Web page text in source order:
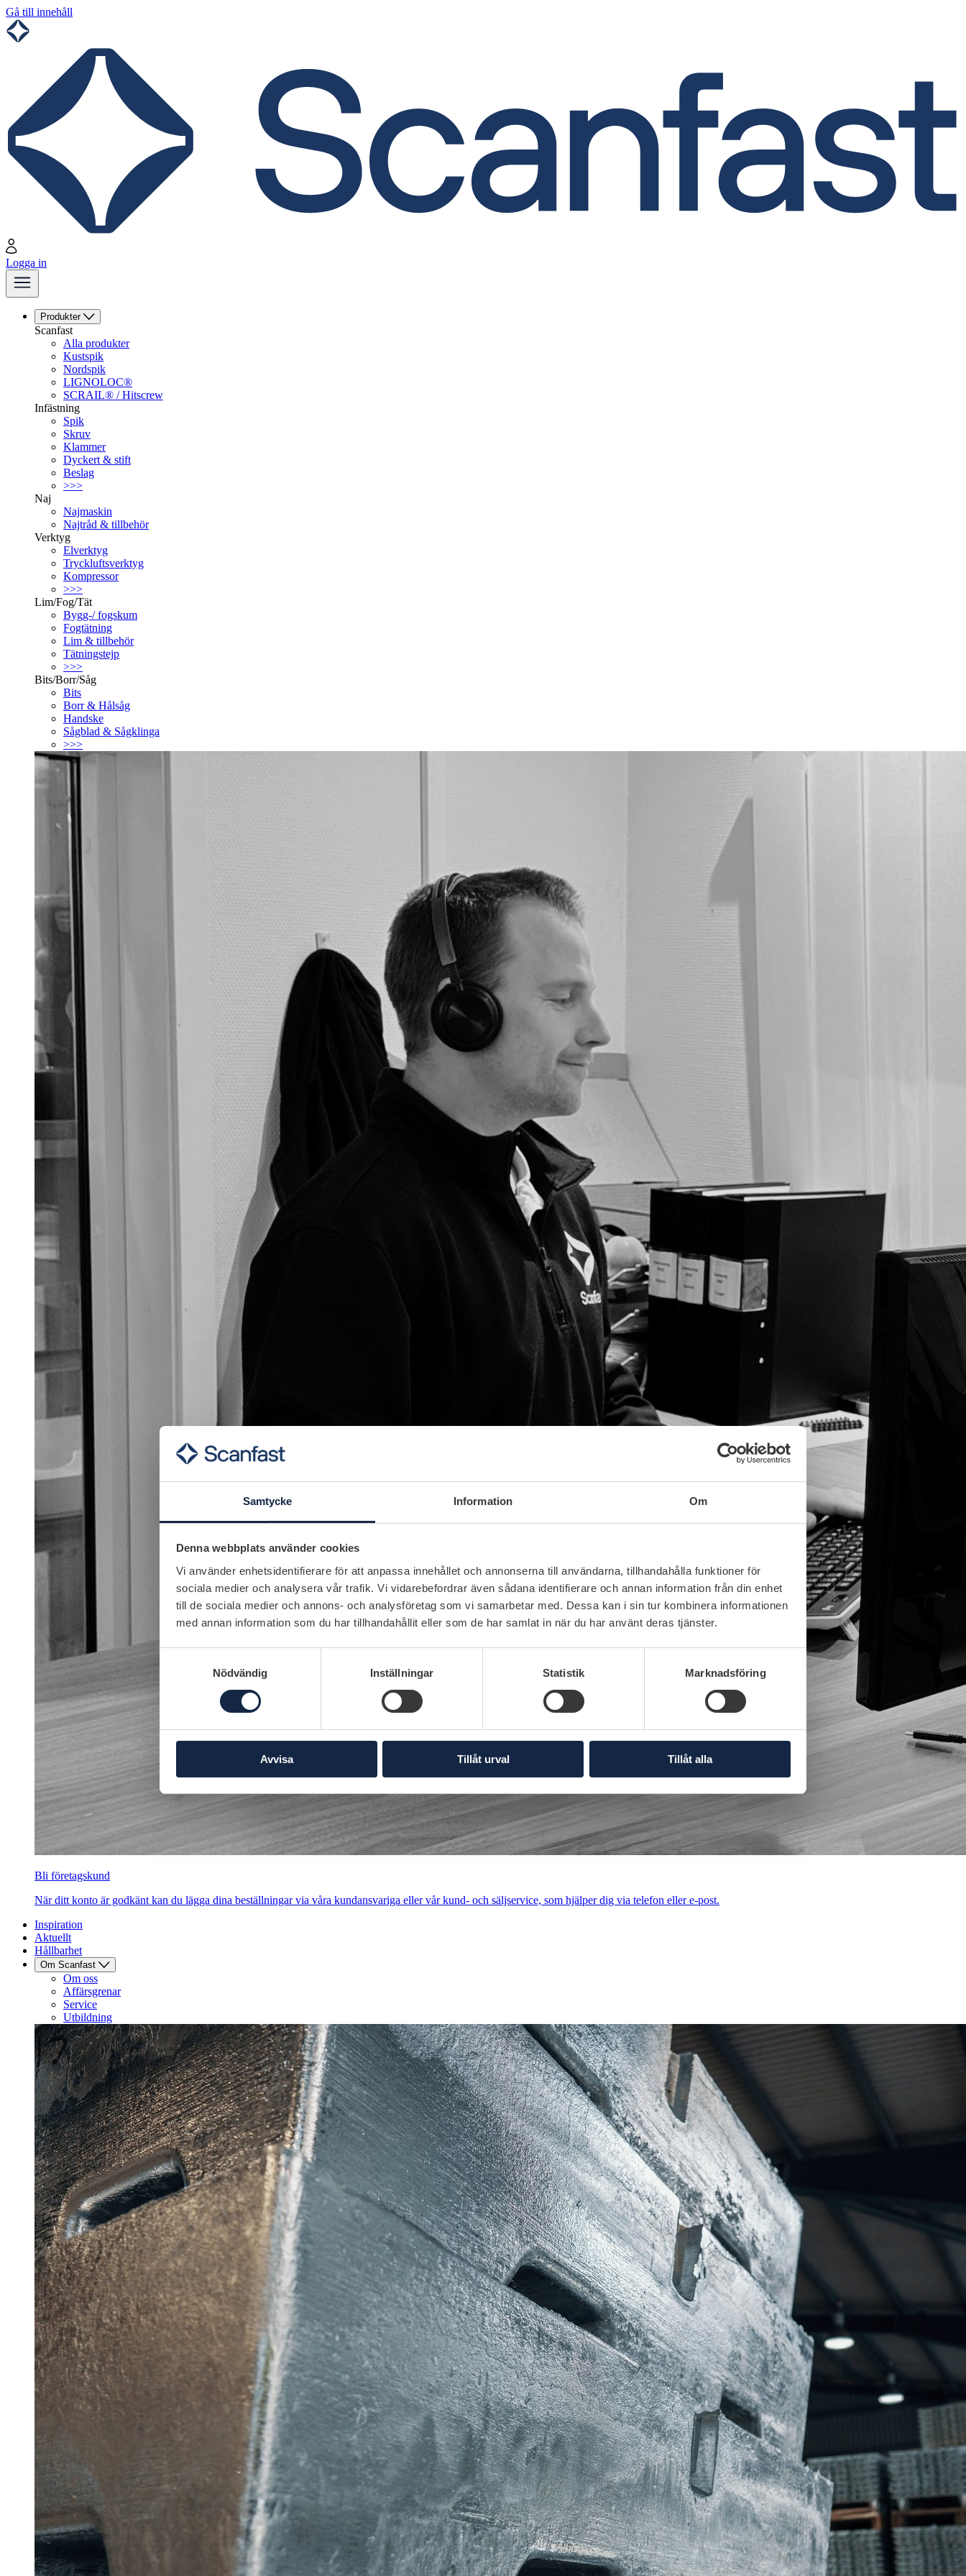
Samtycke Information Om
Denna webbplats använder cookies
Vi använder enhetsidentifierare för att anpassa innehållet och annonserna till användarna, tillhandahålla funktioner för
sociala medier och analysera vår trafik. Vi vidarebefordrar även sådana identifierare och annan information från din enhet
till de sociala medier och annons- och analysföretag som vi samarbetar med. Dessa kan i sin tur kombinera informationen
med annan information som du har tillhandahållit eller som de har samlat in när du har använt deras tjänster.
Nödvändig
Inställningar Statistik Marknadsföring
Avvisa Tillåt urval Tillåt alla
Gå till innehåll
Logga in
Produkter
Scanfast
Alla produkter
Kustspik
Nordspik
LIGNOLOC®
SCRAIL® / Hitscrew
Infästning
Spik
Skruv
Klammer
Dyckert & stift
Beslag
>>>
Naj
Najmaskin
Najtråd & tillbehör
Verktyg
Elverktyg
Tryckluftsverktyg
Kompressor
>>>
Lim/Fog/Tät
Bygg-/ fogskum
Fogtätning
Lim & tillbehör
Tätningstejp
>>>
Bits/Borr/Såg
Bits
Borr & Hålsåg
Handske
Sågblad & Sågklinga
>>>
Bli företagskund
När ditt konto är godkänt kan du lägga dina beställningar via våra kundansvariga eller vår kund- och säljservice, som hjälper dig via telefon eller e-post.
Inspiration
Aktuellt
Hållbarhet
Om Scanfast
Om oss
Affärsgrenar
Service
Utbildning